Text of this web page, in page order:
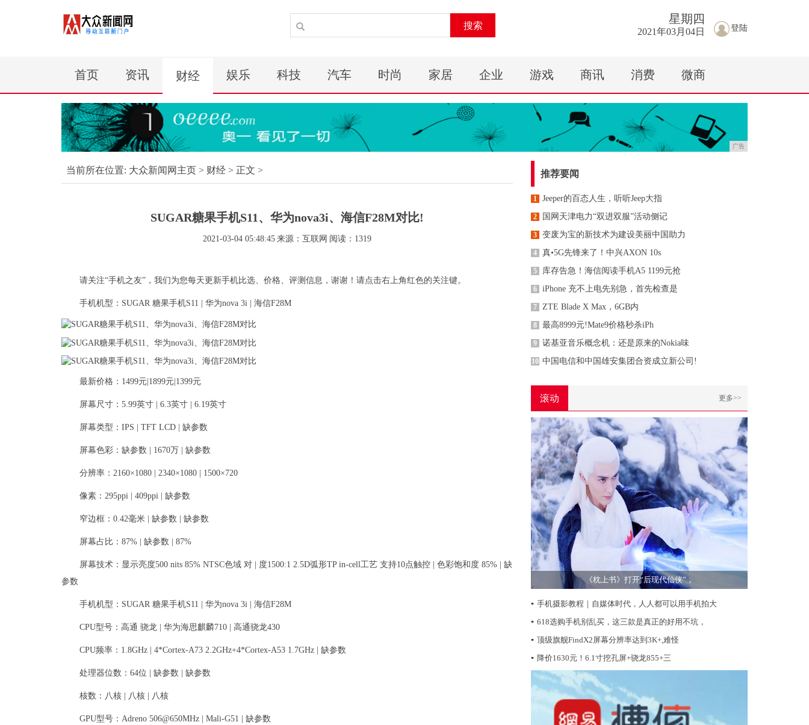
搜索 登陆
星期 四
2021年03月04日
首页 资讯 财经 娱乐 科技 汽车 时尚 家居 企业 游戏 商讯 消费 微商
广告
当前所在位置: 大众新闻网主页 > 财经 > 正文 >
SUGAR糖果手机S11、华为nova3i、海信F28M对比!
2021-03-04 05:48:45 来源：互联网 阅读：1319
请关注“手机之友”，我们为您每天更新手机比选、价格、评测信息，谢谢！请点击右上角红色的关注键。
手机机型：SUGAR 糖果手机S11 | 华为nova 3i | 海信F28M
最新价格：1499元|1899元|1399元
屏幕尺寸：5.99英寸 | 6.3英寸 | 6.19英寸
屏幕类型：IPS | TFT LCD | 缺参数
屏幕色彩：缺参数 | 1670万 | 缺参数
分辨率：2160×1080 | 2340×1080 | 1500×720
像素：295ppi | 409ppi | 缺参数
窄边框：0.42毫米 | 缺参数 | 缺参数
屏幕占比：87% | 缺参数 | 87%
屏幕技术：显示亮度500 nits 85% NTSC色域 对 | 度1500:1 2.5D弧形TP in-cell工艺 支持10点触控 | 色彩饱和度 85% | 缺
参数
手机机型：SUGAR 糖果手机S11 | 华为nova 3i | 海信F28M
CPU型号：高通 骁龙 | 华为海思麒麟710 | 高通骁龙430
CPU频率：1.8GHz | 4*Cortex-A73 2.2GHz+4*Cortex-A53 1.7GHz | 缺参数
处理器位数：64位 | 缺参数 | 缺参数
核数：八核 | 八核 | 八核
GPU型号：Adreno 506@650MHz | Mali-G51 | 缺参数
推荐要闻
1 Jeeper的百态人生，听听Jeep大指
2 国网天津电力“双进双服”活动侧记
3 变废为宝的新技术为建设美丽中国助力
4 真•5G先锋来了！中兴AXON 10s
5 库存告急！海信阅读手机A5 1199元抢
6 iPhone 充不上电先别急，首先检查是
7 ZTE Blade X Max，6GB内
8 最高8999元!Mate9价格秒杀iPh
9 诺基亚音乐概念机：还是原来的Nokia味
10 中国电信和中国雄安集团合资成立新公司!
滚动 更多>>
《枕上书》打开“后现代仙侠”，
▪ 手机摄影教程｜自媒体时代，人人都可以用手机拍大
▪ 618选购手机别乱买，这三款是真正的好用不坑，
▪ 顶级旗舰FindX2屏幕分辨率达到3K+,难怪
▪ 降价1630元！6.1寸挖孔屏+骁龙855+三